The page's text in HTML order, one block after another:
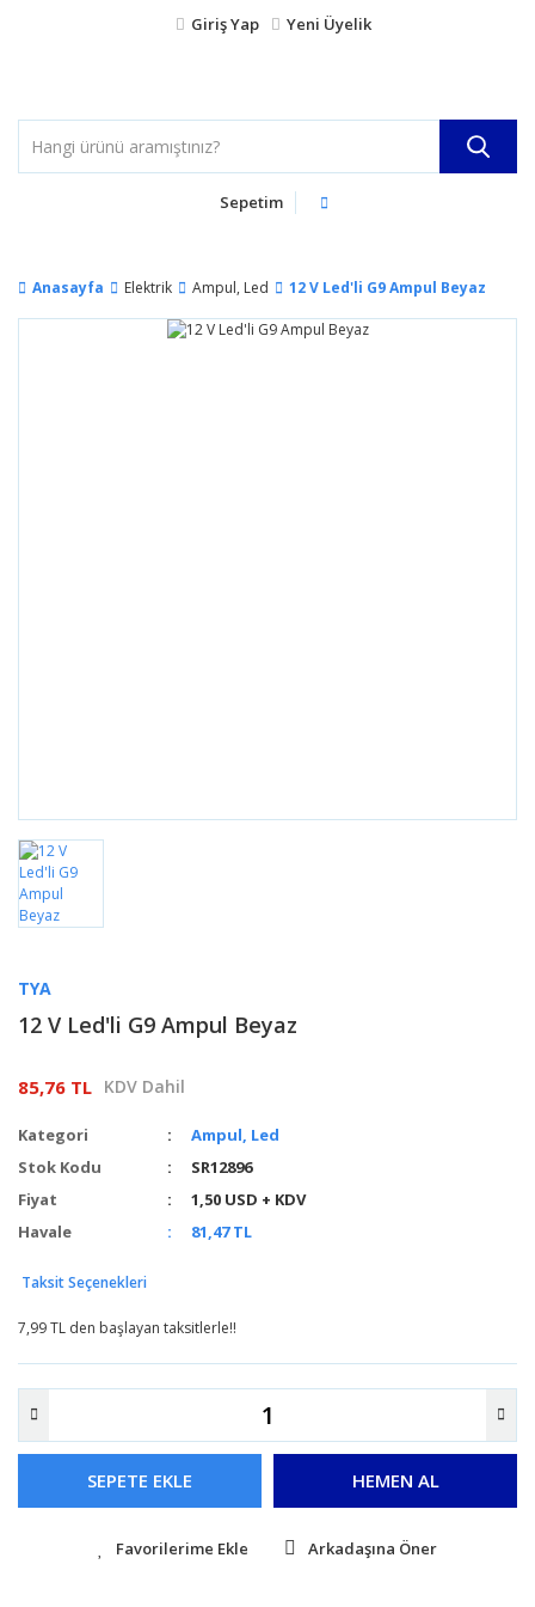
Giriş Yap Yeni Üyelik
Sepetim
Anasayfa Elektrik Ampul, Led 12 V Led'li G9 Ampul Beyaz
TYA
12 V Led'li G9 Ampul Beyaz
85,76 TL KDV Dahil
Kategori
Ampul, Led
Stok Kodu
SR12896
Fiyat
1,50 USD + KDV
Havale
81,47 TL
Taksit Seçenekleri
7,99 TL den başlayan taksitlerle!!
SEPETE EKLE HEMEN AL
Arkadaşına Öner